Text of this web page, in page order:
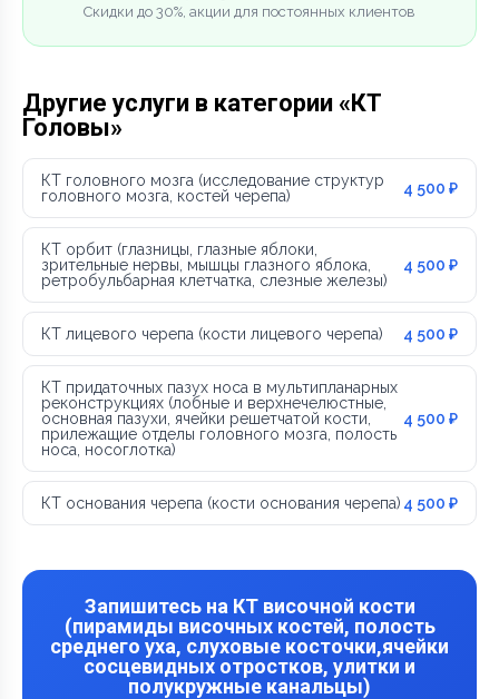
Скидки до 30%, акции для постоянных клиентов
Другие услуги в категории «КТ
Головы»
КТ головного мозга (исследование структур
головного мозга, костей черепа)
4 500 ₽
КТ орбит (глазницы, глазные яблоки,
зрительные нервы, мышцы глазного яблока,
ретробульбарная клетчатка, слезные железы)
4 500 ₽
КТ лицевого черепа (кости лицевого черепа) 4 500 ₽
КТ придаточных пазух носа в мультипланарных
реконструкциях (лобные и верхнечелюстные,
основная пазухи, ячейки решетчатой кости,
прилежащие отделы головного мозга, полость
носа, носоглотка)
4 500 ₽
КТ основания черепа (кости основания черепа) 4 500 ₽
Запишитесь на КТ височной кости
(пирамиды височных костей, полость
среднего уха, слуховые косточки,ячейки
сосцевидных отростков, улитки и
полукружные канальцы)